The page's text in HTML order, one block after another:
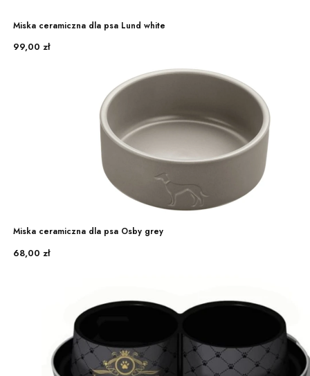
Miska ceramiczna dla psa Lund white
Cena
99,00 zł
Miska ceramiczna dla psa Osby grey
Cena
68,00 zł